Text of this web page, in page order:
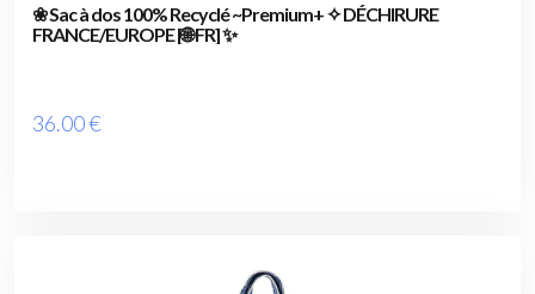
❀ Sac à dos 100% Recyclé ~Premium+ ✧ DÉCHIRURE
FRANCE/EUROPE [🌐 FR] ✨
36.00€